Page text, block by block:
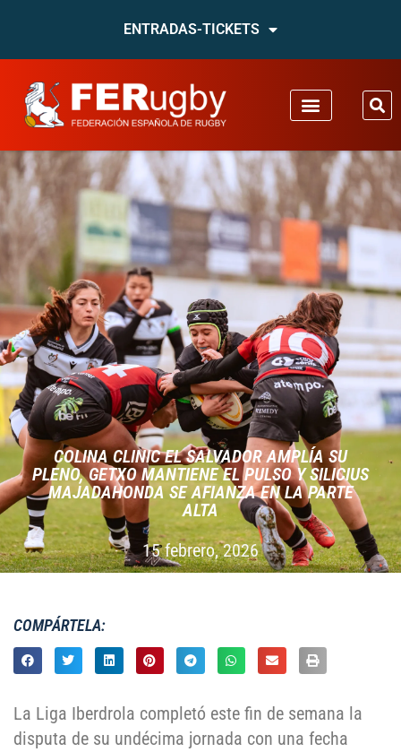
ENTRADAS-TICKETS
COLINA CLINIC EL SALVADOR AMPLÍA SU
PLENO, GETXO MANTIENE EL PULSO Y SILICIUS
MAJADAHONDA SE AFIANZA EN LA PARTE
ALTA
15 febrero, 2026
COMPÁRTELA:
La Liga Iberdrola completó este fin de semana la
disputa de su undécima jornada con una fecha